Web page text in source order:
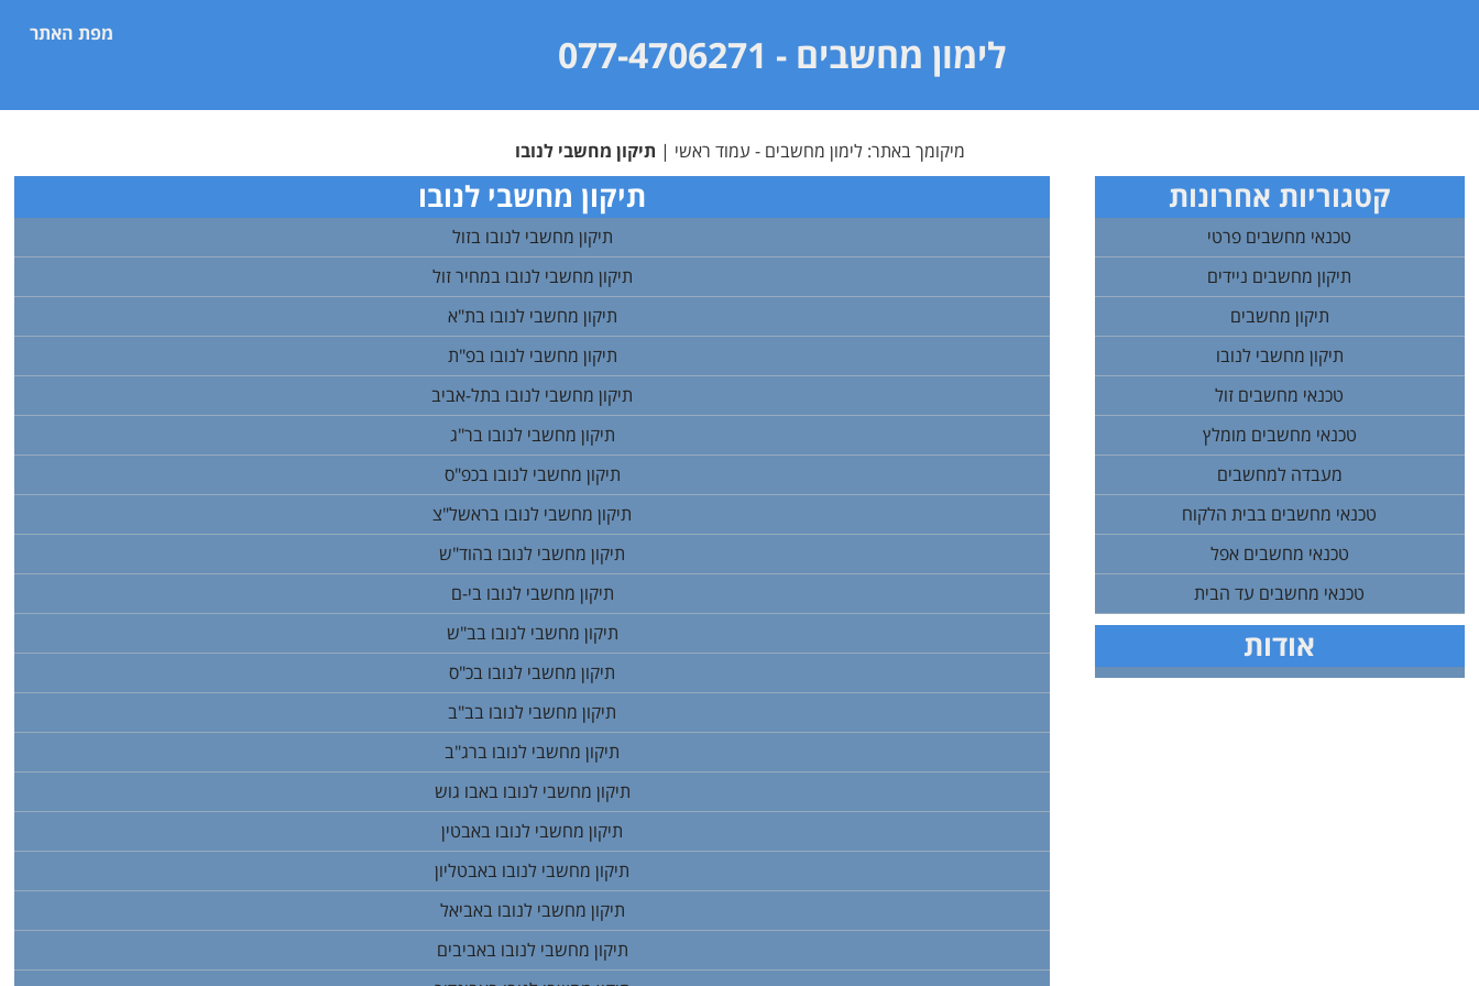
מפת האתר לימון מחשבים - 077-4706271
מיקומך באתר:לימון מחשבים - עמוד ראשי | תיקון מחשבי לנובו
תיקון מחשבי לנובו
תיקון מחשבי לנובו ב זול
תיקון מחשבי לנובו במחיר זול
תיקון מחשבי לנובו בת"א
תיקון מחשבי לנובו בפ"ת
תיקון מחשבי לנובו בתל-אביב
תיקון מחשבי לנובו בר"ג
תיקון מחשבי לנובו בכפ"ס
תיקון מחשבי לנובו בראשל"צ
תיקון מחשבי לנובו בהוד"ש
תיקון מחשבי לנובו בי-ם
תיקון מחשבי לנובו בב"ש
תיקון מחשבי לנובו בכ"ס
תיקון מחשבי לנובו בב"ב
תיקון מחשבי לנובו ברג"ב
תיקון מחשבי לנובו באבו גוש
תיקון מחשבי לנובו באבטין
תיקון מחשבי לנובו באבטליון
תיקון מחשבי לנובו באביאל
תיקון מחשבי לנובו באביבים
קטגוריות אחרונות
טכנאי מחשבים פרטי
תיקון מחשבים ניידים
תיקון מחשבים
תיקון מחשבי לנובו
טכנאי מחשבים זול
טכנאי מחשבים מומלץ
מעבדה למחשבים
טכנאי מחשבים בבית הלקוח
טכנאי מחשבים אפל
טכנאי מחשבים עד הבית
אודות